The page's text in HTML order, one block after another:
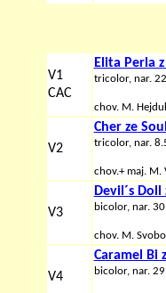
V1
CAC
Elita Perla
tricolor, nar.
chov. M.
V2
Cher ze
tricolor, nar.
chov.+ maj. M.
V3
Devil´s
bicolor, nar.
chov. M.
V4
Caramel Bi
bicolor, nar.